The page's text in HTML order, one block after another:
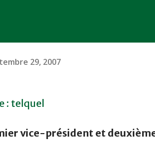
29, 2007
: telquel
vice-président et